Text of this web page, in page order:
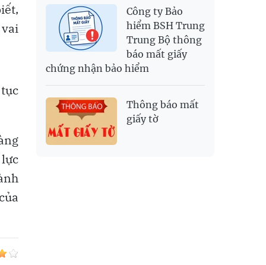
Công ty Bảo
hiểm BSH Trung
Trung Bộ thông
báo mất giấy
chứng nhận bảo hiểm
Thông báo mất
giấy tờ